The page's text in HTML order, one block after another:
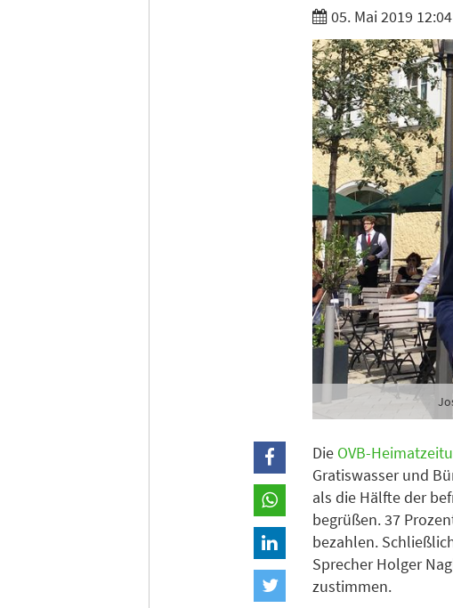
05. Mai 2019
Die OVB-
Gratiswasser und
als die Hälfte der
begrüßen. 37
bezahlen.
Sprecher Holger
zustimmen.